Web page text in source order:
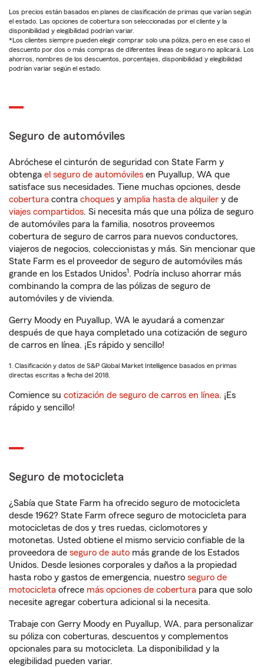
Los precios están basados en planes de clasificación de primas que varían según
el estado. Las opciones de cobertura son seleccionadas por el cliente y la
disponibilidad y elegibilidad podrían variar.
*Los clientes siempre pueden elegir comprar solo una póliza, pero en ese caso el
descuento por dos o más compras de diferentes líneas de seguro no aplicará. Los
ahorros, nombres de los descuentos, porcentajes, disponibilidad y elegibilidad
podrían variar según el estado.
Seguro de automóviles
Abróchese el cinturón de seguridad con State Farm y
obtenga el seguro de automóviles en Puyallup, WA que
satisface sus necesidades. Tiene muchas opciones, desde
cobertura contra choques y amplia hasta de alquiler y de
viajes compartidos. Si necesita más que una póliza de seguro
de automóviles para la familia, nosotros proveemos
cobertura de seguro de carros para nuevos conductores,
viajeros de negocios, coleccionistas y más. Sin mencionar que
State Farm es el proveedor de seguro de automóviles más
grande en los Estados Unidos1. Podría incluso ahorrar más
combinando la compra de las pólizas de seguro de
automóviles y de vivienda.
Gerry Moody en Puyallup, WA le ayudará a comenzar
después de que haya completado una cotización de seguro
de carros en línea. ¡Es rápido y sencillo!
1. Clasificación y datos de S&P Global Market Intelligence basados en primas
directas escritas a fecha del 2018.
Comience su cotización de seguro de carros en línea. ¡Es
rápido y sencillo!
Seguro de motocicleta
¿Sabía que State Farm ha ofrecido seguro de motocicleta
desde 1962? State Farm ofrece seguro de motocicleta para
motocicletas de dos y tres ruedas, ciclomotores y
motonetas. Usted obtiene el mismo servicio confiable de la
proveedora de seguro de auto más grande de los Estados
Unidos. Desde lesiones corporales y daños a la propiedad
hasta robo y gastos de emergencia, nuestro seguro de
motocicleta ofrece más opciones de cobertura para que solo
necesite agregar cobertura adicional si la necesita.
Trabaje con Gerry Moody en Puyallup, WA, para personalizar
su póliza con coberturas, descuentos y complementos
opcionales para su motocicleta. La disponibilidad y la
elegibilidad pueden variar.